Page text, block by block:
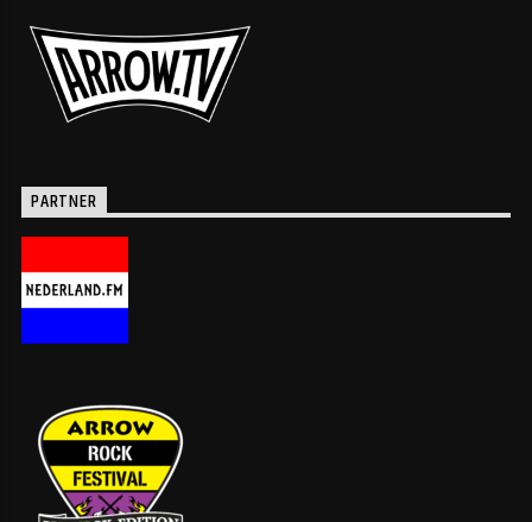
PARTNER